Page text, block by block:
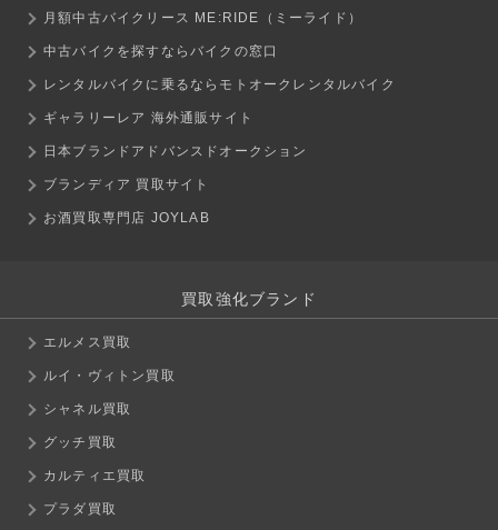
月額中古バイクリース ME:RIDE（ミーライド）
中古バイクを探すならバイクの窓口
レンタルバイクに乗るならモトオークレンタルバイク
ギャラリーレア 海外通販サイト
日本ブランドアドバンスドオークション
ブランディア 買取サイト
お酒買取専門店 JOYLAB
買取強化ブランド
エルメス買取
ルイ・ヴィトン買取
シャネル買取
グッチ買取
カルティエ買取
プラダ買取